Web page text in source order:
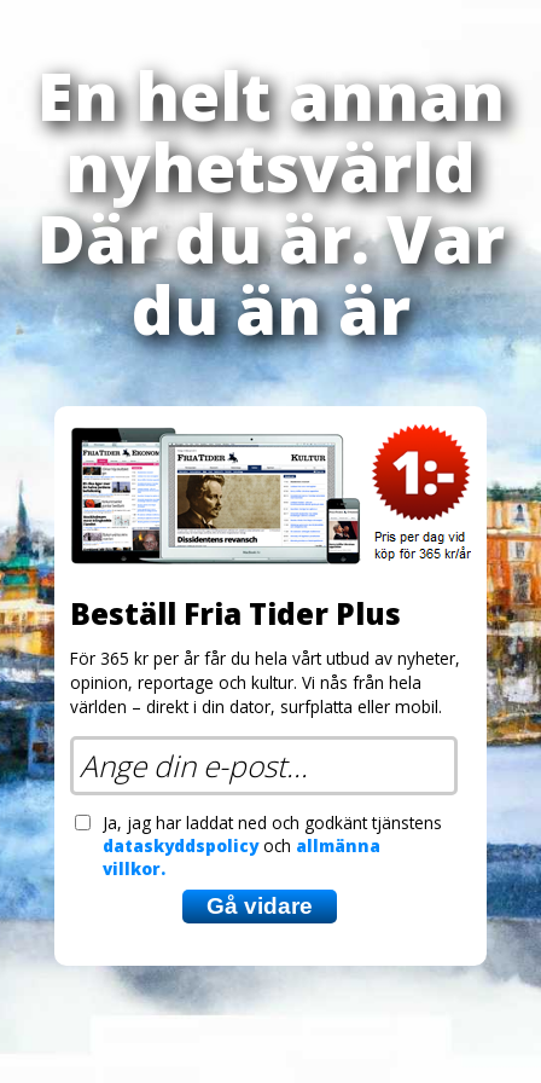
En helt annan
nyhetsvärld
Där du är. Var
du än är
Beställ Fria Tider Plus
För 365 kr per år får du hela vårt utbud av nyheter,
opinion, reportage och kultur. Vi nås från hela
världen – direkt i din dator, surfplatta eller mobil.
Ja, jag har laddat ned och godkänt tjänstens
dataskyddspolicyoch allmänna
villkor.
Gå vidare